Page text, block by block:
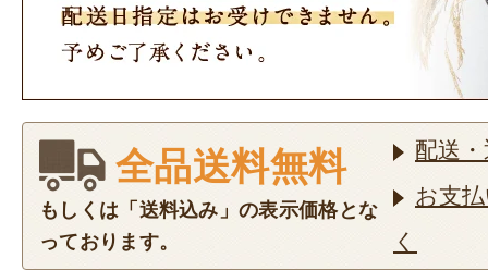
全品送料無料
もしくは「送料込み」の表示価格とな
っております。
配送
お支
く